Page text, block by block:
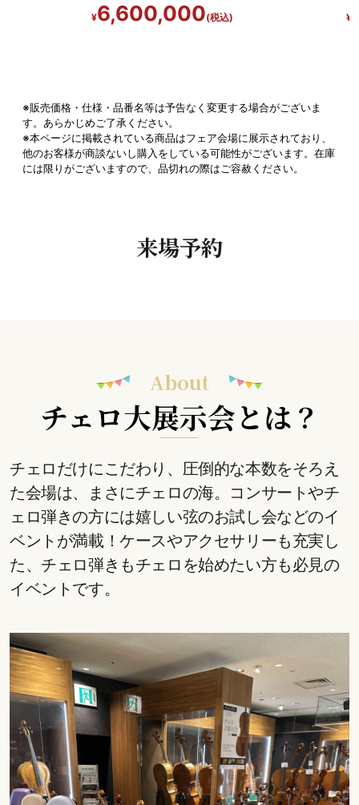
6,600,000
※販売価格・仕様・品番名等は予告なく変更する場合がございま
す。あらかじめご了承ください。
※本ページに掲載されている商品はフェア会場に展示されており、
他のお客様が商談ないし購入をしている可能性がございます。在庫
には限りがございますので、品切れの際はご容赦ください。
来場予約
About
チェロ大展示会とは？
チェロだけにこだわり、圧倒的な本数をそろえ
た会場は、まさにチェロの海。コンサートやチ
ェロ弾きの方には嬉しい弦のお試し会などのイ
ベントが満載！ケースやアクセサリーも充実し
た、チェロ弾きもチェロを始めたい方も必見の
イベントです。